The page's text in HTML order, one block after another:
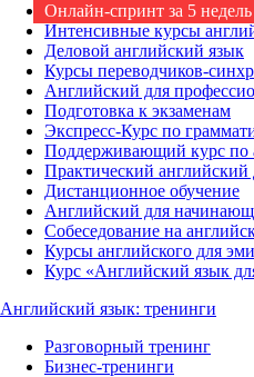
Онлайн-спринт за 5 недель
Интенсивные курсы
Деловой английский язык
Курсы переводчиков-
Английский для
Подготовка к экзаменам
Экспресс-Курс по
Поддерживающий курс по
Практический английский
Дистанционное обучение
Английский для
Собеседование на
Курсы английского для
Курс «Английский язык
Английский язык: тренинги
Разговорный тренинг
Бизнес-тренинги